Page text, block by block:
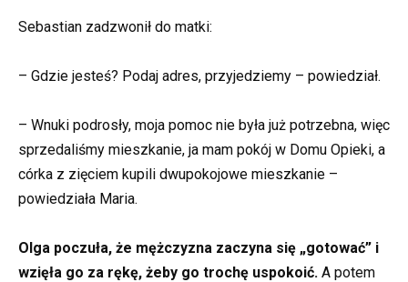
Sebastian zadzwonił do matki:
– Gdzie jesteś? Podaj adres, przyjedziemy – powiedział.
– Wnuki podrosły, moja pomoc nie była już potrzebna, więc
sprzedaliśmy mieszkanie, ja mam pokój w Domu Opieki, a
córka z zięciem kupili dwupokojowe mieszkanie –
powiedziała Maria.
Olga poczuła, że mężczyzna zaczyna się „gotować” i
wzięła go za rękę, żeby go trochę uspokoić. A potem